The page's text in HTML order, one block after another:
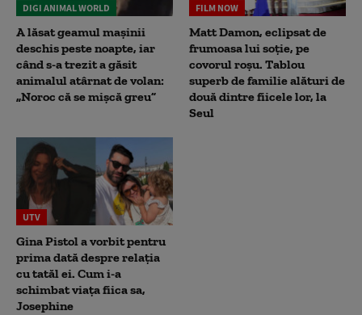
DIGI ANIMAL WORLD
A lăsat geamul mașinii
deschis peste noapte, iar
când s-a trezit a găsit
animalul atârnat de volan:
„Noroc că se mișcă greu”
FILM NOW
Matt Damon, eclipsat de
frumoasa lui soție, pe
covorul roșu. Tablou
superb de familie alături de
două dintre fiicele lor, la
Seul
UTV
Gina Pistol a vorbit pentru
prima dată despre relația
cu tatăl ei. Cum i-a
schimbat viața fiica sa,
Josephine